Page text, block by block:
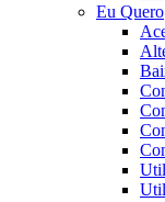
Eu Quero